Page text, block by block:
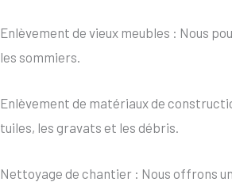
Enlèvement de vieux meubles : Nous
les sommiers.
Enlèvement de matériaux de
tuiles, les gravats et les débris.
Nettoyage de chantier : Nous offrons